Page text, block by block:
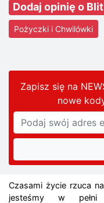
Dodaj opinię o
Pożyczki i Chwilówki
Zapisz się na
nowe
Czasami życie rzuca
jesteśmy w pełni